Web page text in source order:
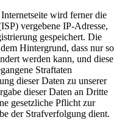
wird ferner die
vergebene IP-Adresse,
gespeichert. Die
Hintergrund, dass nur so
werden kann, und diese
Straftaten
dieser Daten zu unserer
dieser Daten an Dritte
gesetzliche Pflicht zur
der Strafverfolgung dient.